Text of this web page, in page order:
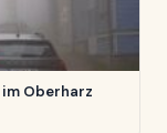
im Oberharz